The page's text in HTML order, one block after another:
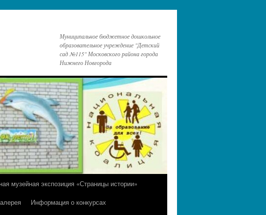
Муниципальное бюджетное дошкольное
образовательное учреждение "Детский
сад №115" Московского района города
Нижнего Новгорода
музейная экспозиция «Страницы истории»
Информация о конкурсах